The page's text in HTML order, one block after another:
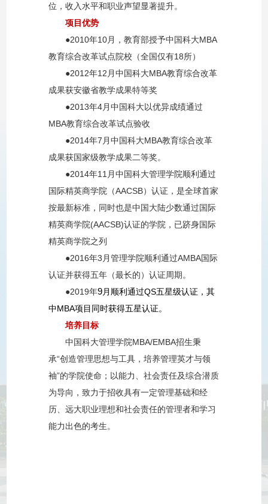
位，收入水平和职业声望显著提升。
项目优势
●2010年10月，教育部授予中国科大MBA
教育综合改革试点院校（全国仅有18所）
●2012年12 月中国科大MBA教育综合改革
成果获安徽省教学成果特等奖
●2013年4月中国科大以优异成绩通过
MBA教育综合改革试点验收
●2014年7 月中国科大MBA教育综合改革
成果获国家级教学成果二等奖。
●2014年11 月中国科大管理学院顺利通过
国际精英商学院（AACSB）认证，是全球首家
按最新标准，同时也是中国大陆少数通过国际
精英商学院(AACSB)认证的学院，已跻身国际
精英商学院之列
●2016年3 月管理学院顺利通过AMBA国际
认证并获得五年（最长的）认证周期。
●2019年9月顺利通过QS五星级认证，其
中MBA项目同时获得五星认证。
培养目标
中国科大管理学院MBA/EMBA招生秉
承“创造管理思想与工具，培养管理英才与领
袖”的学院使命；以能力、社会责任及综合潜质
为导向，致力于招收具有一定管理基础和经
历、远大职业理想和社会责任的管理者和学习
能力出色的考生。